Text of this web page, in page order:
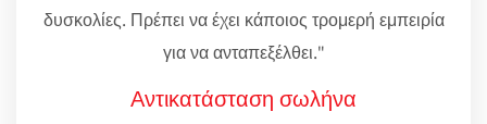
δυσκολίες. Πρέπει να έχει κάποιος τρομερή εμπειρία
για να ανταπεξέλθει."
Αντικατάσταση σωλήνα